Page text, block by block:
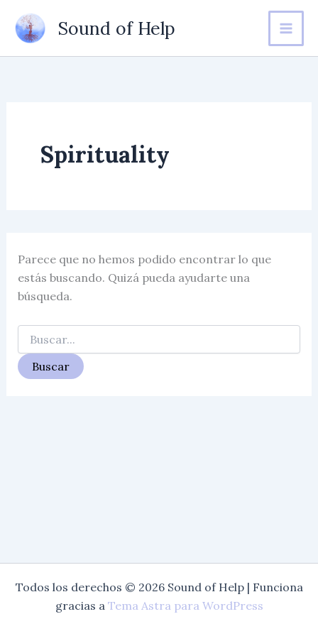
contenido
Sound of Help
Spirituality
Parece que no hemos podido encontrar lo que
estás buscando. Quizá pueda ayudarte una
búsqueda.
Buscar
por:
Todos los derechos © 2026 Sound of Help | Funciona
gracias a Tema Astra para WordPress